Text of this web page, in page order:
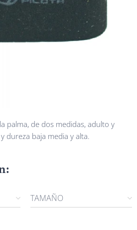
palma, de dos medidas, adulto y
dureza baja media y alta.
TAMAÑO